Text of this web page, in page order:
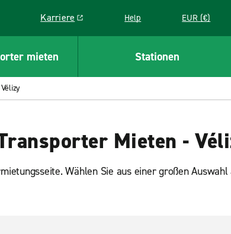
Karriere
Link opens in a new window
Help EUR (€)
mieten Stationen
Vélizy
Mieten -
Wählen Sie aus einer großen